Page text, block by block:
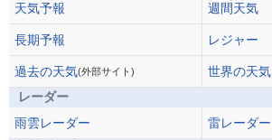
天気予報 週間天気
長期予報 レジャー
過去の天気(外部サイト)
世界の天気
レーダー
雨雲レーダー
雷レーダー